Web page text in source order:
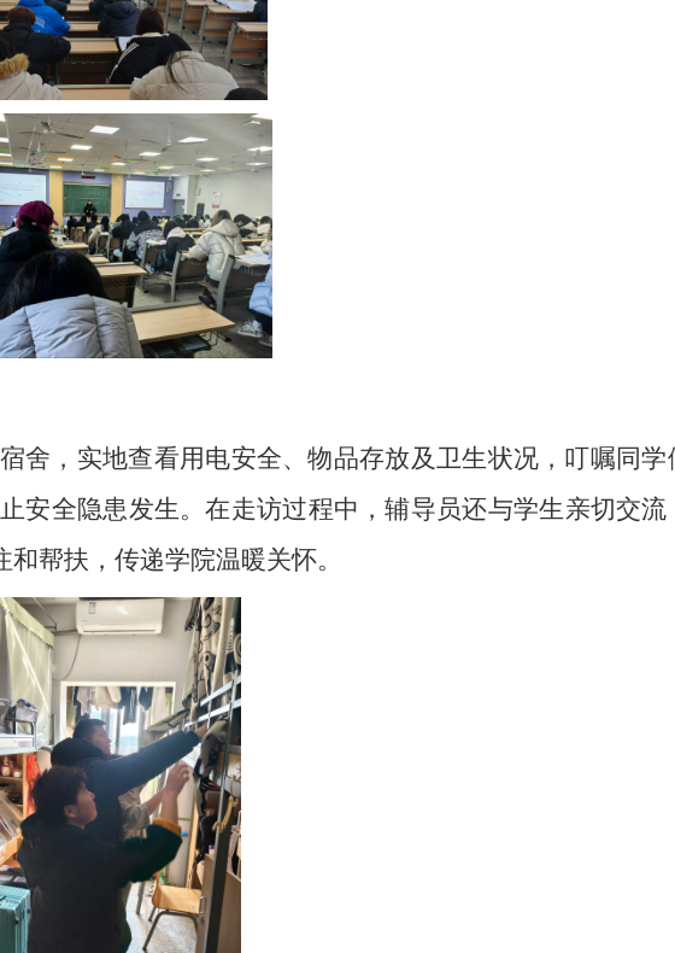
舍，实地查看用电安全、物品存放及卫生状况，叮嘱同学
安全隐患发生。在走访过程中，辅导员还与学生亲切交流
帮扶，传递学院温暖关怀。